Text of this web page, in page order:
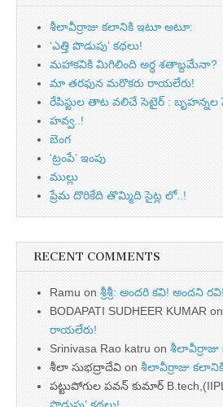
శీలావీర్రాజు కలానికి ఇటూ అటూ:
‘ఎత్తి పొడుపు’ కథలు!
మహాకవికి మిగిలింది అర్ధ శతాబ్దమేనా?
మా తరఫున మరొకరు రాయలేరు!
రేపిస్టుల తాట వలిచే సెటైర్ : బృహన్నల
హవ్వ..!
బెంగ
‘ట్రంపే’ ఇంపు
ముల్లు
ప్రేమ దొరికేది తొమ్మిది సైట్ల లో..!
RECENT COMMENTS
Ramu on శ్రీశ్రీ: అందరి కవి! అందని రవి!
BODAPATI SUDHEER KUMAR on
రాయలేరు!
Srinivasa Rao katru on
శీలా సుభద్రాదేవి on శీలావీర్రాజు
పట్టుపోగుల పవన్ కుమార్